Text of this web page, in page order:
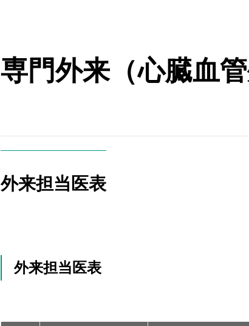
外来受診のご案内
予防接種
入院のご案内
外来担当医表
産婦人科 総合診療
ごあいさつ
赤十字について
ご紹介患者さんの事前予約システム
いて
専門外来（心臓血管
外来担当医表
外来担当医表